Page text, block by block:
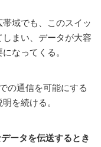
域でも、このスイッ
まい、データが大容
なってくる。
の通信を可能にする
を続ける。
ータを伝送するとき